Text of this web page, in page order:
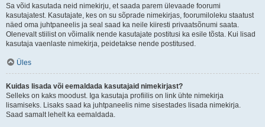
Sa võid kasutada neid nimekirju, et saada parem ülevaade foorumi
kasutajatest. Kasutajate, kes on su sõprade nimekirjas, foorumiloleku staatust
näed oma juhtpaneelis ja seal saad ka neile kiiresti privaatsõnumi saata.
Olenevalt stiilist on võimalik nende kasutajate postitusi ka esile tõsta. Kui lisad
kasutaja vaenlaste nimekirja, peidetakse nende postitused.
Üles
Kuidas lisada või eemaldada kasutajaid nimekirjast?
Selleks on kaks moodust. Iga kasutaja profiilis on link ühte nimekirja
lisamiseks. Lisaks saad ka juhtpaneelis nime sisestades lisada nimekirja.
Saad samalt lehelt ka eemaldada.